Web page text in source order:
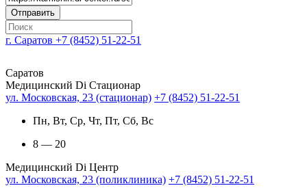
г. Саратов +7 (8452) 51-22-51
Саратов
Медицинский Di Стационар
ул. Московская, 23 (стационар) +7 (8452) 51-22-51
Пн, Вт, Ср, Чт, Пт, Сб, Вс
8 — 20
Медицинский Di Центр
ул. Московская, 23 (поликлиника) +7 (8452) 51-22-51